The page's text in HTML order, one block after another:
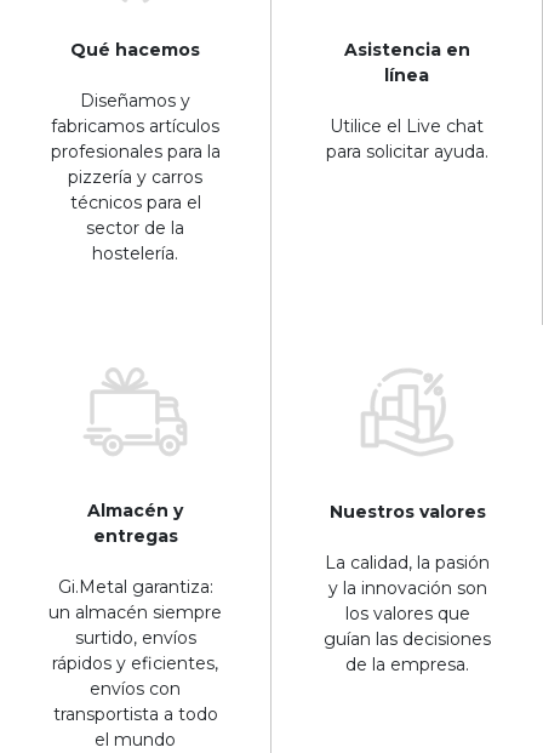
Qué hacemos
Diseñamos y
fabricamos artículos
profesionales para la
pizzería y carros
técnicos para el
sector de la
hostelería.
Asistencia en
línea
Utilice el Live chat
para solicitar ayuda.
Almacén y
entregas
Gi.Metal garantiza:
un almacén siempre
surtido, envíos
rápidos y eficientes,
envíos con
transportista a todo
el mundo
Nuestros valores
La calidad, la pasión
y la innovación son
los valores que
guían las decisiones
de la empresa.